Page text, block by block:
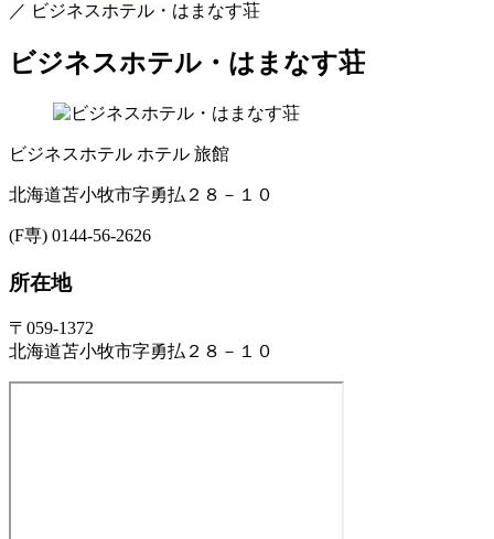
／ ビジネスホテル・はまなす荘
ビジネスホテル・はまなす荘
ビジネスホテル ホテル 旅館
北海道苫小牧市字勇払２８－１０
(F専) 0144-56-2626
所在地
〒059-1372
北海道苫小牧市字勇払２８－１０